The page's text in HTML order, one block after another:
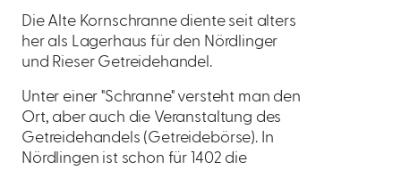
Die Alte Kornschranne diente seit alters
her als Lagerhaus für den Nördlinger
und Rieser Getreidehandel.
Unter einer "Schranne" versteht man den
Ort, aber auch die Veranstaltung des
Getreidehandels (Getreidebörse). In
Nördlingen ist schon für 1402 die